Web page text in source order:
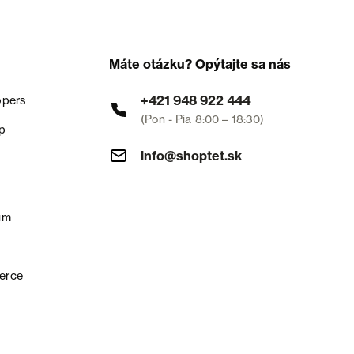
Máte otázku? Opýtajte sa nás
+421 948 922 444
(Pon - Pia 8:00 – 18:30)
info@shoptet.sk